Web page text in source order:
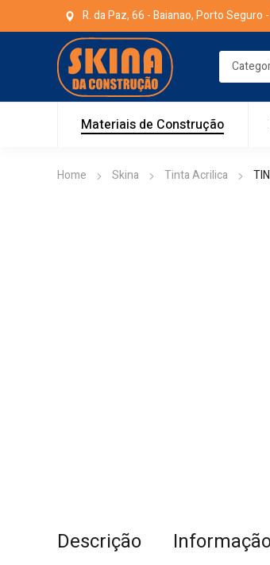
R. da Paz, 66 - Baianao, Porto Seguro
Materiais de Construção
Home Skina Tinta Acrilica
Descrição